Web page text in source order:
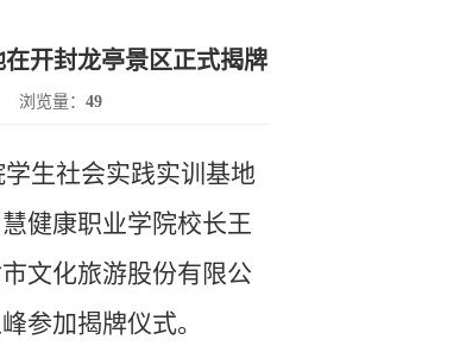
开封龙亭景区正式揭牌
浏览量： 49
生社会实践实训基地
健康职业学院校长王
文化旅游股份有限公
参加揭牌仪式。